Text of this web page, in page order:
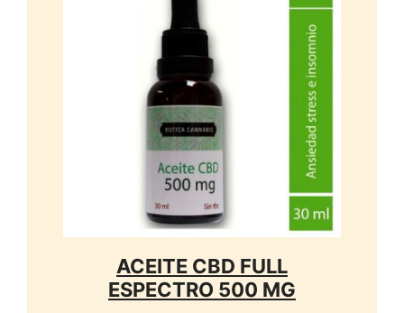
ACEITE CBD FULL
ESPECTRO 500 MG